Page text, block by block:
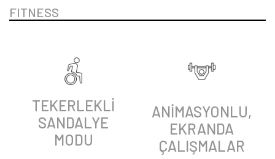
FITNESS
TEKERLEKLİ
SANDALYE
MODU
ANİMASYONLU,
EKRANDA
ÇALIŞMALAR